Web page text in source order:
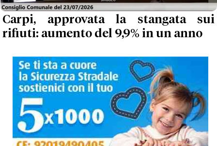
Carpi, approvata la stangata sui
rifiuti: aumento del 9,9% in un anno